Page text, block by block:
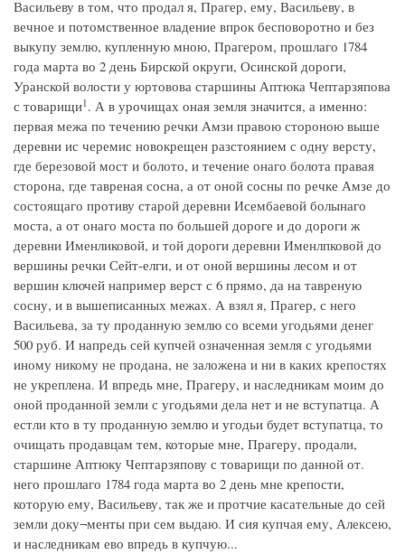
Васильеву в том, что продал я, Прагер, ему, Васильеву, в
вечное и потомственное владение впрок бесповоротно и без
выкупу землю, купленную мною, Прагером, прошлаго 1784
года марта во 2 день Бирской округи, Осинской дороги,
Уранской волости у юртовова старшины Аптюка Чептарзяпова
с товарищи1 . А в урочищах оная земля значится, а именно:
первая межа по течению речки Амзи правою стороною выше
деревни ис черемис новокрещен разстоянием с одну версту,
где березовой мост и болото, и течение онаго болота правая
сторона, где тавреная сосна, а от оной сосны по речке Амзе до
состоящаго противу старой деревни Исембаевой болынаго
моста, а от онаго моста по большей дороге и до дороги ж
деревни Именликовой, и той дороги деревни Именлпковой до
вершины речки Сейт-елги, и от оной вершины лесом и от
вершин ключей например верст с 6 прямо, да на тавреную
сосну, и в вышеписанных межах. А взял я, Прагер, с него
Васильева, за ту проданную землю со всеми угодьями денег
500 руб. И напредь сей купчей означенная земля с угодьями
иному никому не продана, не заложена и ни в каких крепостях
не укреплена. И впредь мне, Прагеру, и наследникам моим до
оной проданной земли с угодьями дела нет и не вступатца. А
естли кто в ту проданную землю и угодьи будет вступатца, то
очищать продавцам тем, которые мне, Прагеру, продали,
старшине Аптюку Чептарзяпову с товарищи по данной от.
него прошлаго 1784 года марта во 2 день мне крепости,
которую ему, Васильеву, так же и протчие касательные до сей
земли доку¬менты при сем выдаю. И сия купчая ему, Алексею,
и наследникам ево впредь в купчую...